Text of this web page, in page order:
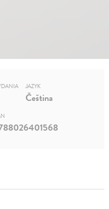
JAZYK
Čeština